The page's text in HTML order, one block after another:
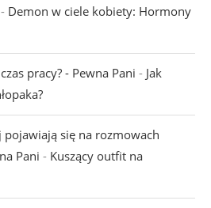
- Demon w ciele kobiety: Hormony
pracy? - Pewna Pani - Jak
pojawiają się na rozmowach
Pani - Kuszący outfit na